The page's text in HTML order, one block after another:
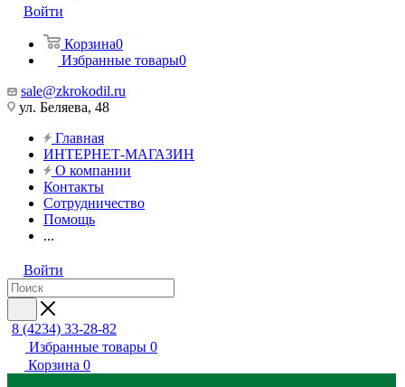
Войти
Корзина0
Избранные товары0
sale@zkrokodil.ru
ул. Беляева, 48
Главная
ИНТЕРНЕТ-МАГАЗИН
О компании
Контакты
Сотрудничество
Помощь
...
Войти
8 (4234) 33-28-82
Избранные товары 0
Корзина 0